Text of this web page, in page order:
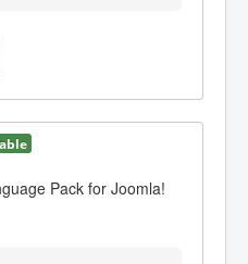
Pack for Joomla!